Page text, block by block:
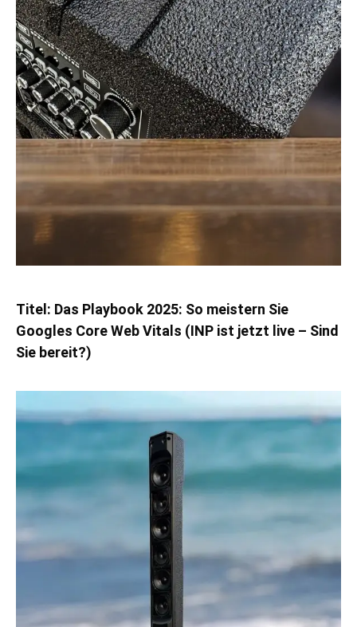
Titel: Das Playbook 2025: So meistern Sie
Googles Core Web Vitals (INP ist jetzt live – Sind
Sie bereit?)